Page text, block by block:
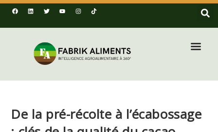
De la pré-récolte à l’écabossage